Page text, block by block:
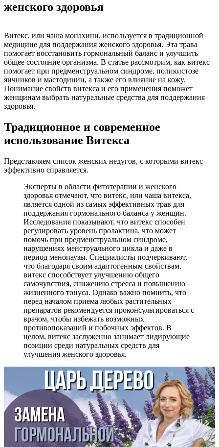
женского здоровья
Витекс, или чаша монахини, используется в традиционной
медицине для поддержания женского здоровья. Эта трава
помогает восстановить гормональный баланс и улучшить
общее состояние организма. В статье рассмотрим, как витекс
помогает при предменструальном синдроме, поликистозе
яичников и мастодинии, а также его влияние на кожу.
Понимание свойств витекса и его применения поможет
женщинам выбрать натуральные средства для поддержания
здоровья.
Традиционное и современное
использование Витекса
Представляем список женских недугов, с которыми витекс
эффективно справляется.
Эксперты в области фитотерапии и женского
здоровья отмечают, что витекс, или чаша витекса,
является одной из самых эффективных трав для
поддержания гормонального баланса у женщин.
Исследования показывают, что витекс способен
регулировать уровень пролактина, что может
помочь при предменструальном синдроме,
нарушениях менструального цикла и даже в
период менопаузы. Специалисты подчеркивают,
что благодаря своим адаптогенным свойствам,
витекс способствует улучшению общего
самочувствия, снижению стресса и повышению
жизненного тонуса. Однако важно помнить, что
перед началом приема любых растительных
препаратов рекомендуется проконсультироваться с
врачом, чтобы избежать возможных
противопоказаний и побочных эффектов. В
целом, витекс заслуженно занимает лидирующие
позиции среди натуральных средств для
улучшения женского здоровья.